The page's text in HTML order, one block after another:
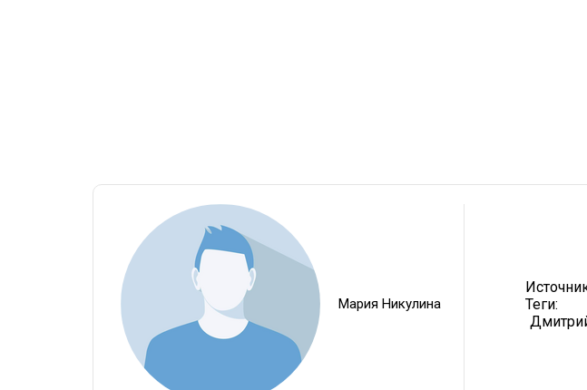
Мария Никулина
Теги: